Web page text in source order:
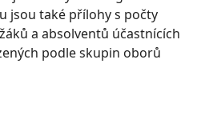
jsou také přílohy s počty
a absolventů účastnících
podle skupin oborů